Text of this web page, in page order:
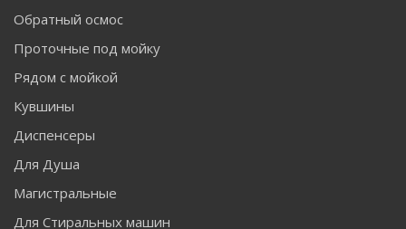
Обратный осмос
Проточные под мойку
Рядом с мойкой
Кувшины
Диспенсеры
Для Душа
Магистральные
Для Стиральных машин